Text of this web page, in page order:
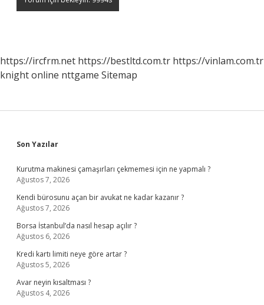
https://ircfrm.net https://bestltd.com.tr https://vinlam.com.tr
knight online nttgame Sitemap
Sidebar
Son Yazılar
Kurutma makinesi çamaşırları çekmemesi için ne yapmalı ?
Ağustos 7, 2026
Kendi bürosunu açan bir avukat ne kadar kazanır ?
Ağustos 7, 2026
Borsa İstanbul’da nasıl hesap açılır ?
Ağustos 6, 2026
Kredi kartı limiti neye göre artar ?
Ağustos 5, 2026
Avar neyin kısaltması ?
Ağustos 4, 2026